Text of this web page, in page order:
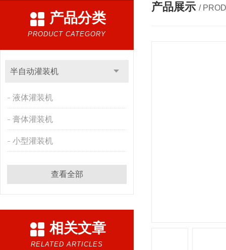
产品分类
PRODUCT CATEGORY
半自动灌装机
液体灌装机
膏体灌装机
小型灌装机
查看全部
相关文章
RELATED ARTICLES
产品展示 /